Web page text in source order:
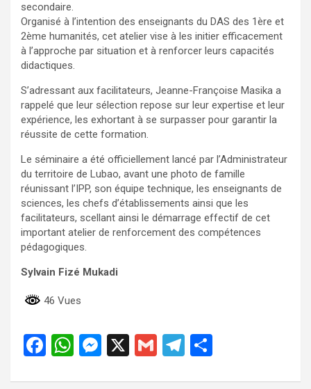
secondaire.
Organisé à l’intention des enseignants du DAS des 1ère et
2ème humanités, cet atelier vise à les initier efficacement
à l’approche par situation et à renforcer leurs capacités
didactiques.
S’adressant aux facilitateurs, Jeanne-Françoise Masika a
rappelé que leur sélection repose sur leur expertise et leur
expérience, les exhortant à se surpasser pour garantir la
réussite de cette formation.
Le séminaire a été officiellement lancé par l’Administrateur
du territoire de Lubao, avant une photo de famille
réunissant l’IPP, son équipe technique, les enseignants de
sciences, les chefs d’établissements ainsi que les
facilitateurs, scellant ainsi le démarrage effectif de cet
important atelier de renforcement des compétences
pédagogiques.
Sylvain Fizé Mukadi
46 Vues
F
W M X
G
T